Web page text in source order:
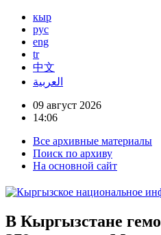
кыр
рус
eng
tr
中文
العربية
09 август 2026
14:06
Все архивные материалы
Поиск по архиву
На основной сайт
В Кыргызстане